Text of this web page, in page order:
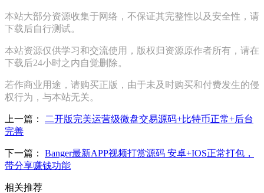
本站大部分资源收集于网络，不保证其完整性以及安全性，请
下载后自行测试。
本站资源仅供学习和交流使用，版权归资源原作者所有，请在
下载后24小时之内自觉删除。
若作商业用途，请购买正版，由于未及时购买和付费发生的侵
权行为，与本站无关。
上一篇：
二开版完美运营级微盘交易源码+比特币正常+后台
完善
下一篇：
Banger最新APP视频打赏源码 安卓+IOS正常打包，
带分享赚钱功能
相关推荐